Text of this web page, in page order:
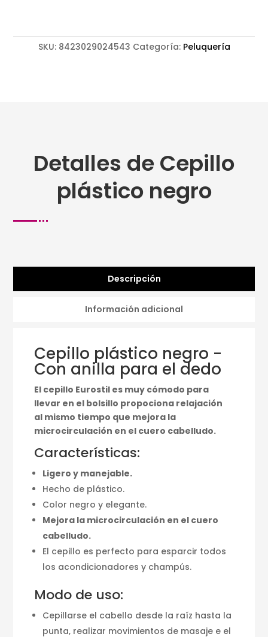
SKU: 8423029024543 Categoría: Peluquería
Detalles de Cepillo
plástico negro
Descripción
Información adicional
Cepillo plástico negro -
Con anilla para el dedo
El cepillo Eurostil es muy cómodo para
llevar en el bolsillo propociona relajación
al mismo tiempo que mejora la
microcirculación en el cuero cabelludo.
Características:
Ligero y manejable.
Hecho de plástico.
Color negro y elegante.
Mejora la microcirculación en el cuero
cabelludo.
El cepillo es perfecto para esparcir todos
los acondicionadores y champús.
Modo de uso:
Cepillarse el cabello desde la raíz hasta la
punta, realizar movimientos de masaje e el